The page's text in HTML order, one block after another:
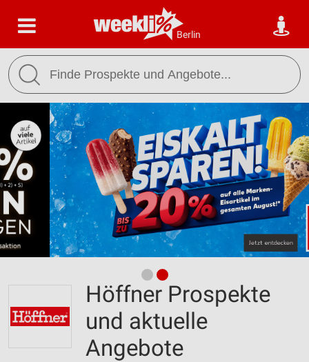
Berlin
Höffner Prospekte
und aktuelle
Angebote